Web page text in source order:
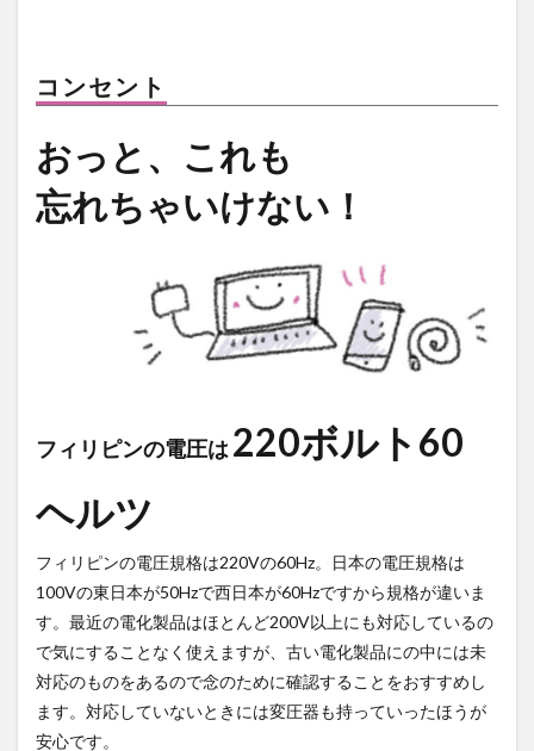
コンセント
おっと、これも
忘れちゃいけない！
フィリピンの電圧は220ボルト60
ヘルツ
フィリピンの電圧規格は220Vの60Hz。日本の電圧規格は
100Vの東日本が50Hzで西日本が60Hzですから規格が違いま
す。最近の電化製品はほとんど200V以上にも対応しているの
で気にすることなく使えますが、古い電化製品にの中には未
対応のものをあるので念のために確認することをおすすめし
ます。対応していないときには変圧器も持っていったほうが
安心です。